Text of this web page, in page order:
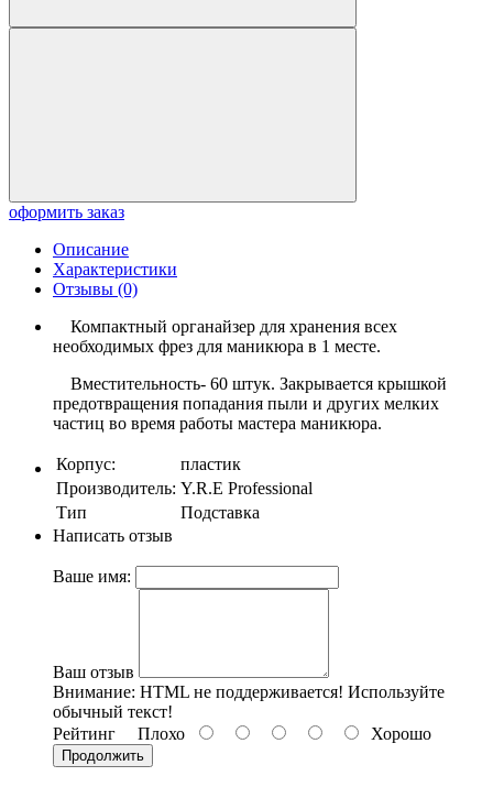
оформить заказ
Описание
Характеристики
Отзывы (0)
Компактный органайзер для хранения всех
необходимых фрез для маникюра в 1 месте.
Вместительность- 60 штук. Закрывается крышкой
предотвращения попадания пыли и других мелких
частиц во время работы мастера маникюра.
Корпус:
пластик
Производитель: Y.R.E Professional
Тип
Подставка
Написать отзыв
Ваше имя:
Ваш отзыв
Внимание: HTML не поддерживается! Используйте
обычный текст!
Рейтинг Плохо Хорошо
Продолжить